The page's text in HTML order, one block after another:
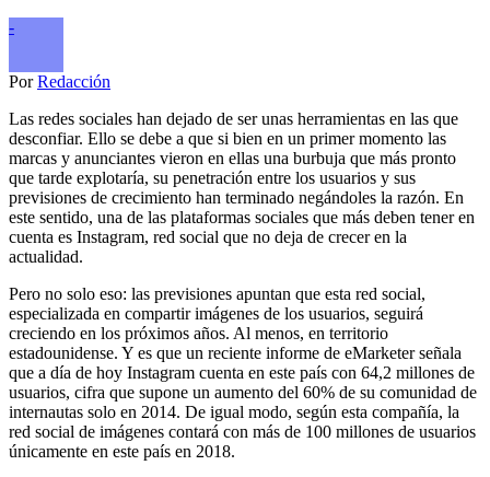
-
PorRedacción
Las redes sociales han dejado de ser unas herramientas en las que
desconfiar. Ello se debe a que si bien en un primer momento las
marcas y anunciantes vieron en ellas una burbuja que más pronto
que tarde explotaría, su penetración entre los usuarios y sus
previsiones de crecimiento han terminado negándoles la razón. En
este sentido, una de las plataformas sociales que más deben tener en
cuenta es Instagram, red social que no deja de crecer en la
actualidad.
Pero no solo eso: las previsiones apuntan que esta red social,
especializada en compartir imágenes de los usuarios, seguirá
creciendo en los próximos años. Al menos, en territorio
estadounidense. Y es que un reciente informe de eMarketer señala
que a día de hoy Instagram cuenta en este país con 64,2 millones de
usuarios, cifra que supone un aumento del 60% de su comunidad de
internautas solo en 2014. De igual modo, según esta compañía, la
red social de imágenes contará con más de 100 millones de usuarios
únicamente en este país en 2018.